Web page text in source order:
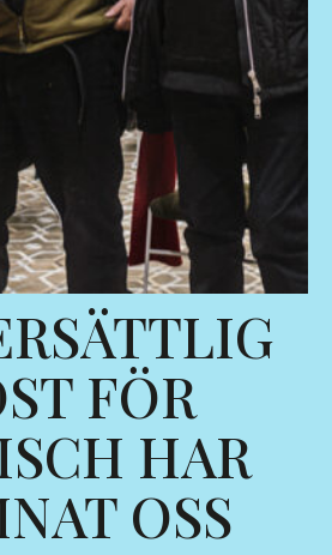
FÖR
HAR
OSS